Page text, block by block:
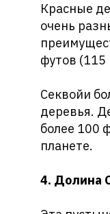
Красные
очень
футов (115
Секвойи
деревья.
более 100
планете.
4. Долина